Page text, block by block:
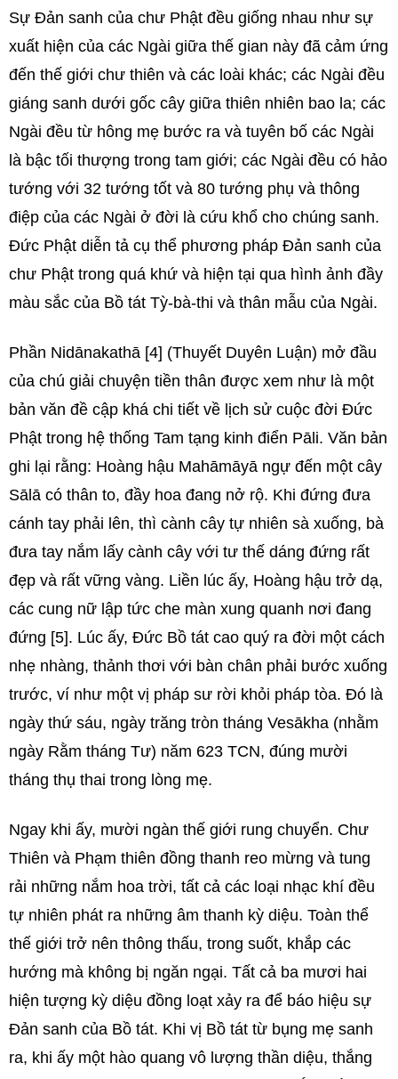
Sự Đản sanh của chư Phật đều giống nhau như sự
xuất hiện của các Ngài giữa thế gian này đã cảm ứng
đến thế giới chư thiên và các loài khác; các Ngài đều
giáng sanh dưới gốc cây giữa thiên nhiên bao la; các
Ngài đều từ hông mẹ bước ra và tuyên bố các Ngài
là bậc tối thượng trong tam giới; các Ngài đều có hảo
tướng với 32 tướng tốt và 80 tướng phụ và thông
điệp của các Ngài ở đời là cứu khổ cho chúng sanh.
Đức Phật diễn tả cụ thể phương pháp Đản sanh của
chư Phật trong quá khứ và hiện tại qua hình ảnh đầy
màu sắc của Bồ tát Tỳ-bà-thi và thân mẫu của Ngài.
Phần Nidānakathā [4] (Thuyết Duyên Luận) mở đầu
của chú giải chuyện tiền thân được xem như là một
bản văn đề cập khá chi tiết về lịch sử cuộc đời Đức
Phật trong hệ thống Tam tạng kinh điển Pāli. Văn bản
ghi lại rằng: Hoàng hậu Mahāmāyā ngự đến một cây
Sālā có thân to, đầy hoa đang nở rộ. Khi đứng đưa
cánh tay phải lên, thì cành cây tự nhiên sà xuống, bà
đưa tay nắm lấy cành cây với tư thế dáng đứng rất
đẹp và rất vững vàng. Liền lúc ấy, Hoàng hậu trở dạ,
các cung nữ lập tức che màn xung quanh nơi đang
đứng [5]. Lúc ấy, Đức Bồ tát cao quý ra đời một cách
nhẹ nhàng, thảnh thơi với bàn chân phải bước xuống
trước, ví như một vị pháp sư rời khỏi pháp tòa. Đó là
ngày thứ sáu, ngày trăng tròn tháng Vesākha (nhằm
ngày Rằm tháng Tư) năm 623 TCN, đúng mười
tháng thụ thai trong lòng mẹ.
Ngay khi ấy, mười ngàn thế giới rung chuyển. Chư
Thiên và Phạm thiên đồng thanh reo mừng và tung
rải những nắm hoa trời, tất cả các loại nhạc khí đều
tự nhiên phát ra những âm thanh kỳ diệu. Toàn thể
thế giới trở nên thông thấu, trong suốt, khắp các
hướng mà không bị ngăn ngại. Tất cả ba mươi hai
hiện tượng kỳ diệu đồng loạt xảy ra để báo hiệu sự
Đản sanh của Bồ tát. Khi vị Bồ tát từ bụng mẹ sanh
ra, khi ấy một hào quang vô lượng thần diệu, thắng